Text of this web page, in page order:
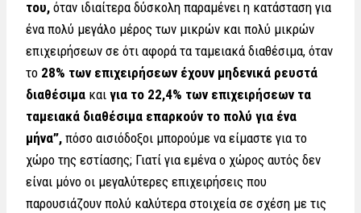
του, όταν ιδιαίτερα δύσκολη παραμένει η κατάσταση για
ένα πολύ μεγάλο μέρος των μικρών και πολύ μικρών
επιχειρήσεων σε ότι αφορά τα ταμειακά διαθέσιμα, όταν
το 28% των επιχειρήσεων έχουν μηδενικά ρευστά
διαθέσιμα και για το 22,4% των επιχειρήσεων τα
ταμειακά διαθέσιμα επαρκούν το πολύ για ένα
μήνα”, πόσο αισιόδοξοι μπορούμε να είμαστε για το
χώρο της εστίασης; Γιατί για εμένα ο χώρος αυτός δεν
είναι μόνο οι μεγαλύτερες επιχειρήσεις που
παρουσιάζουν πολύ καλύτερα στοιχεία σε σχέση με τις